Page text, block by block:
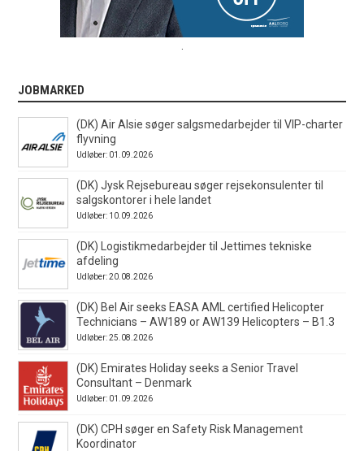
JOBMARKED
(DK) Air Alsie søger salgsmedarbejder til VIP-charter
flyvning
Udløber: 01.09.2026
(DK) Jysk Rejsebureau søger rejsekonsulenter til
salgskontorer i hele landet
Udløber: 10.09.2026
(DK) Logistikmedarbejder til Jettimes tekniske
afdeling
Udløber: 20.08.2026
(DK) Bel Air seeks EASA AML certified Helicopter
Technicians – AW189 or AW139 Helicopters – B1.3
Udløber: 25.08.2026
(DK) Emirates Holiday seeks a Senior Travel
Consultant – Denmark
Udløber: 01.09.2026
(DK) CPH søger en Safety Risk Management
Koordinator